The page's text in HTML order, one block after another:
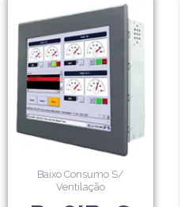
Baixo Consumo S/
Ventilação